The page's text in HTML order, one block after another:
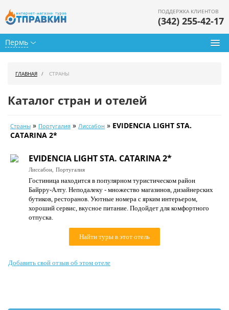
Пермь
ПОДДЕРЖКА КЛИЕНТОВ
(342) 255-42-17
Календарь туров
Цены дня
Страны
Как купить
О нас
ГЛАВНАЯ СТРАНЫ
Каталог стран и отелей
Страны » Португалия » Лиссабон » EVIDENCIA LIGHT STA.
CATARINA 2*
EVIDENCIA LIGHT STA. CATARINA 2*
Лиссабон, Португалия
Гостиница находится в популярном туристическом район
Байрру-Алту. Неподалеку - множество магазинов, дизайнерских
бутиков, ресторанов. Уютные номера с ярким интерьером,
хороший сервис, вкусное питание. Подойдет для комфортного
отпуска.
Найти туры в этот отель
Добавить свой отзыв об этом отеле